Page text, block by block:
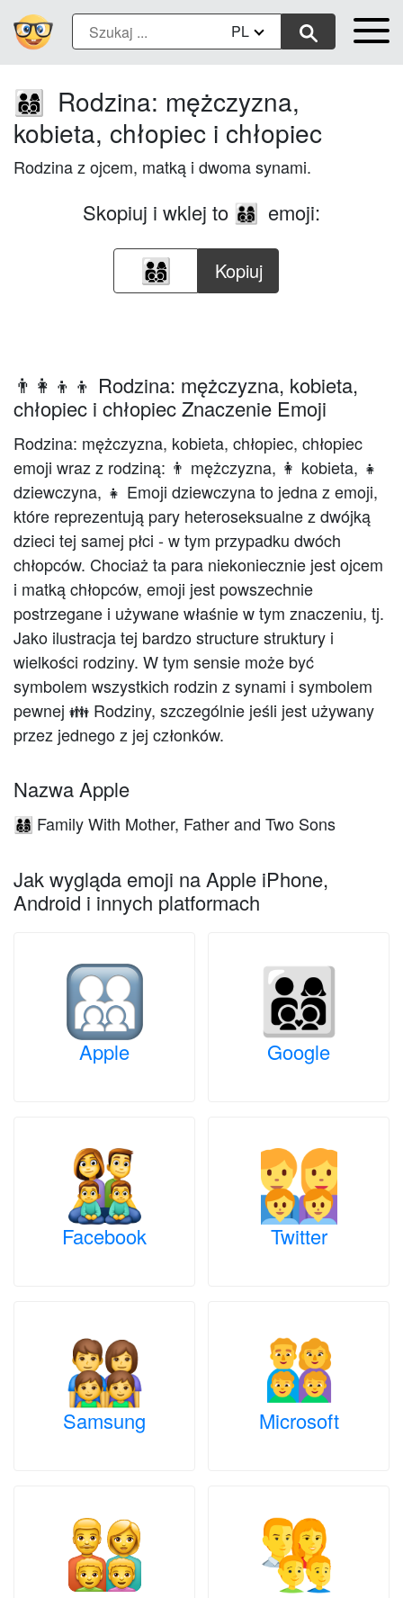
PL
👨‍👩‍👦‍👦
Rodzina: mężczyzna,
kobieta, chłopiec i chłopiec
Rodzina z ojcem, matką i dwoma synami.
Skopiuj i wklej to 👨‍👩‍👦‍👦 emoji:
Kopiuj
👨‍👩‍👦‍👦 Rodzina: mężczyzna, kobieta,
chłopiec i chłopiec Znaczenie Emoji
Rodzina: mężczyzna, kobieta, chłopiec, chłopiec
emoji wraz z rodziną: 👨 mężczyzna, 👩 kobieta, 👧
dziewczyna, 👧 Emoji dziewczyna to jedna z emoji,
które reprezentują pary heteroseksualne z dwójką
dzieci tej samej płci - w tym przypadku dwóch
chłopców. Chociaż ta para niekoniecznie jest ojcem
i matką chłopców, emoji jest powszechnie
postrzegane i używane właśnie w tym znaczeniu, tj.
Jako ilustracja tej bardzo structure struktury i
wielkości rodziny. W tym sensie może być
symbolem wszystkich rodzin z synami i symbolem
pewnej 👪 Rodziny, szczególnie jeśli jest używany
przez jednego z jej członków.
Nazwa Apple
👨‍👩‍👦‍👦 Family With Mother, Father and Two Sons
Jak wygląda emoji na Apple iPhone,
Android i innych platformach
Apple Google
Facebook Twitter
Samsung Microsoft